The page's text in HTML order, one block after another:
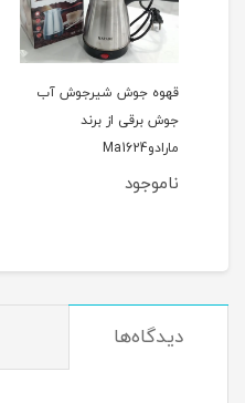
قهوه جوش شیرجوش آب
جوش برقی از برند
مارادوMa1624
ناموجود
دیدگاه‌ها